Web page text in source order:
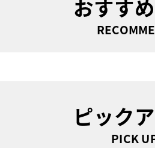
おすす
ピック
PICK